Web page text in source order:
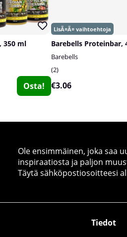
350 ml
Osta!
Barebells Proteinbar,
Barebells
2
€3.06
Ole ensimmäinen, joka saa
inspiraatiosta ja paljon
Täytä sähköpostiosoitteesi
Tiedot